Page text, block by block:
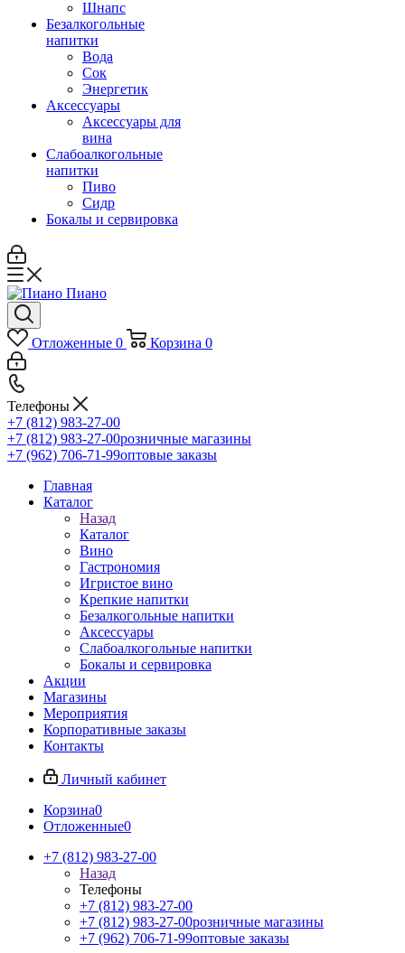
Шнапс
Безалкогольные
напитки
Вода
Сок
Энергетик
Аксессуары
Аксессуары для
вина
Слабоалкогольные
напитки
Пиво
Сидр
Бокалы и сервировка
Отложенные 0 Корзина 0
Телефоны
+7 (812) 983-27-00
+7 (812) 983-27-00розничные магазины
+7 (962) 706-71-99оптовые заказы
Главная
Каталог
Назад
Каталог
Вино
Гастрономия
Игристое вино
Крепкие напитки
Безалкогольные напитки
Аксессуары
Слабоалкогольные напитки
Бокалы и сервировка
Акции
Магазины
Мероприятия
Корпоративные заказы
Контакты
Личный кабинет
Корзина0
Отложенные0
+7 (812) 983-27-00
Назад
Телефоны
+7 (812) 983-27-00
+7 (812) 983-27-00розничные магазины
+7 (962) 706-71-99оптовые заказы